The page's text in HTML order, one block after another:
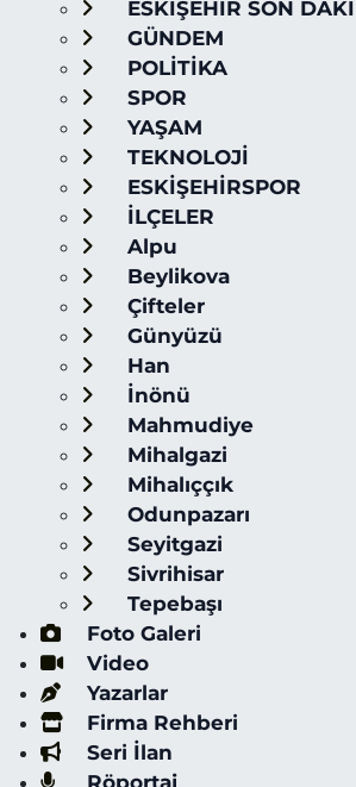
ESKİŞEHİR SON
GÜNDEM
POLİTİKA
SPOR
YAŞAM
TEKNOLOJİ
ESKİŞEHİRSPOR
İLÇELER
Alpu
Beylikova
Çifteler
Günyüzü
Han
İnönü
Mahmudiye
Mihalgazi
Mihalıççık
Odunpazarı
Seyitgazi
Sivrihisar
Tepebaşı
Foto Galeri
Video
Yazarlar
Firma Rehberi
Seri İlan
Röportaj